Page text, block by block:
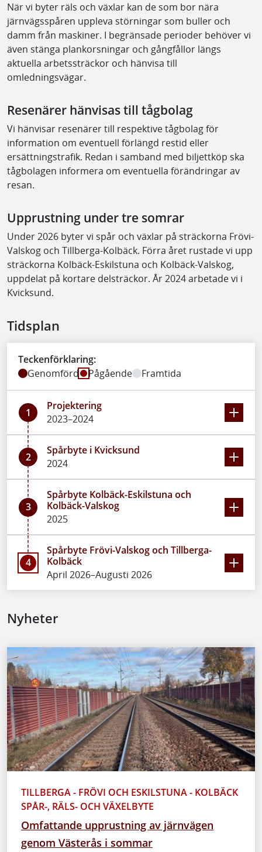
När vi byter räls och växlar kan de som bor nära
järnvägsspåren uppleva störningar som buller och
damm från maskiner. I begränsade perioder behöver vi
även stänga plankorsningar och gångfållor längs
aktuella arbetssträckor och hänvisa till
omledningsvägar.
Resenärer hänvisas till tågbolag
Vi hänvisar resenärer till respektive tågbolag för
information om eventuell förlängd restid eller
ersättningstrafik. Redan i samband med biljettköp ska
tågbolagen informera om eventuella förändringar av
resan.
Upprustning under tre somrar
Under 2026 byter vi spår och växlar på sträckorna Frövi-
Valskog och Tillberga-Kolbäck. Förra året rustade vi upp
sträckorna Kolbäck-Eskilstuna och Kolbäck-Valskog,
uppdelat på kortare delsträckor. År 2024 arbetade vi i
Kvicksund.
Tidsplan
Teckenförklaring:
Genomförd
Pågående Framtida
1
Projektering
2023–2024
2
Spårbyte i Kvicksund
2024
3
Spårbyte Kolbäck-Eskilstuna och
Kolbäck-Valskog
2025
4
Spårbyte Frövi-Valskog och Tillberga-
Kolbäck
April 2026–Augusti 2026
Nyheter
TILLBERGA - FRÖVI OCH ESKILSTUNA - KOLBÄCK
SPÅR-, RÄLS- OCH VÄXELBYTE
Omfattande upprustning av järnvägen
genom Västerås i sommar